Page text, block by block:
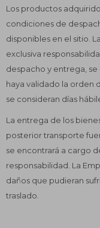
Los productos
condiciones de
disponibles en el sitio.
exclusiva
despacho y entrega,
haya validado la orden
se consideran días
La entrega de los
posterior transporte
se encontrará a cargo
responsabilidad. La
daños que pudieran
traslado.